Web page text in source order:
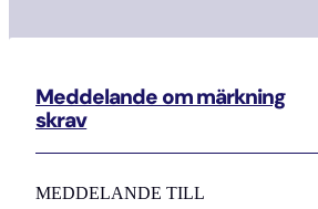
Meddelande om märkning
skrav
MEDDELANDE TILL